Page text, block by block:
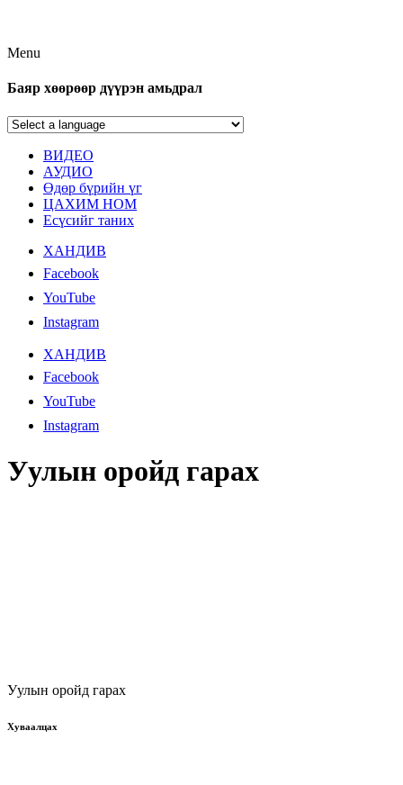
Menu
Баяр хөөрөөр дүүрэн амьдрал
ВИДЕО
АУДИО
Өдөр бүрийн үг
ЦАХИМ НОМ
Есүсийг таних
ХАНДИВ
Facebook
YouTube
Instagram
ХАНДИВ
Facebook
YouTube
Instagram
Уулын оройд гарах
Уулын оройд гарах
Хуваалцах